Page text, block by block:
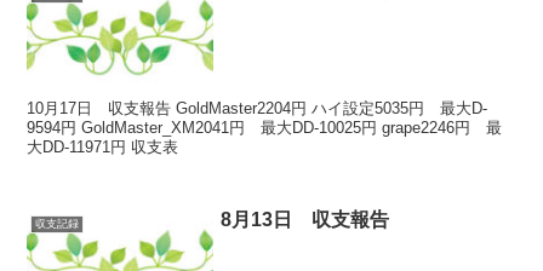
10月17日 収支報告 GoldMaster2204円 ハイ設定5035円 最大D-
9594円 GoldMaster_XM2041円 最大DD-10025円 grape2246円 最
大DD-11971円 収支表
収支記録 8月13日 収支報告